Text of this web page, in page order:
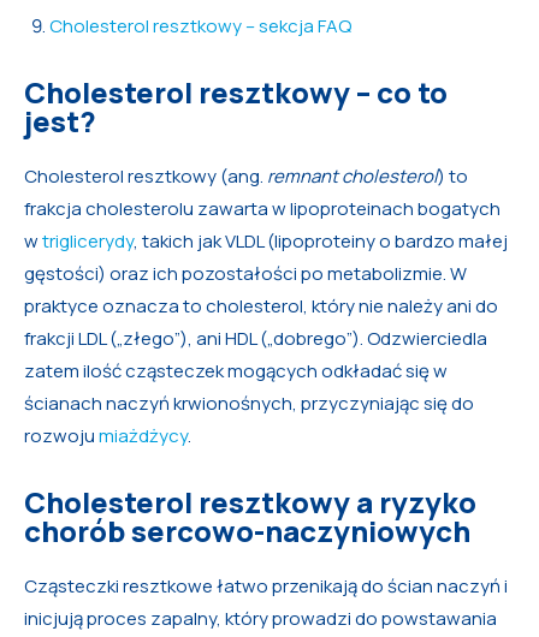
Cholesterol resztkowy – sekcja FAQ
Cholesterol resztkowy – co to
jest?
Cholesterol resztkowy (ang. remnant cholesterol) to
frakcja cholesterolu zawarta w lipoproteinach bogatych
wtriglicerydy, takich jak VLDL (lipoproteiny o bardzo małej
gęstości) oraz ich pozostałości po metabolizmie. W
praktyce oznacza to cholesterol, który nie należy ani do
frakcji LDL („złego”), ani HDL („dobrego”). Odzwierciedla
zatem ilość cząsteczek mogących odkładać się w
ścianach naczyń krwionośnych, przyczyniając się do
rozwojumiażdżycy.
Cholesterol resztkowy a ryzyko
chorób sercowo-naczyniowych
Cząsteczki resztkowe łatwo przenikają do ścian naczyń i
inicjują proces zapalny, który prowadzi do powstawania